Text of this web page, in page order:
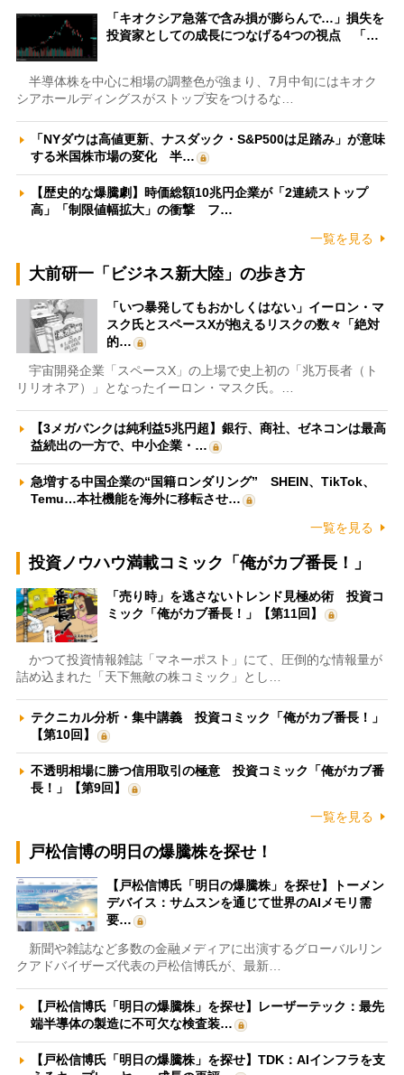
「キオクシア急落で含み損が膨らんで…」損失を
投資家としての成長につなげる4つの視点 「…
半導体株を中心に相場の調整色が強まり、7月中旬にはキオク
シアホールディングスがストップ安をつけるな…
「NYダウは高値更新、ナスダック・S&P500は足踏み」が意味
する米国株市場の変化 半…
【歴史的な爆騰劇】時価総額10兆円企業が「2連続ストップ
高」「制限値幅拡大」の衝撃 フ…
一覧を見る
大前研一「ビジネス新大陸」の歩き方
「いつ暴発してもおかしくはない」イーロン・マ
スク氏とスペースXが抱えるリスクの数々「絶対
的…
宇宙開発企業「スペースX」の上場で史上初の「兆万長者（ト
リリオネア）」となったイーロン・マスク氏。…
【3メガバンクは純利益5兆円超】銀行、商社、ゼネコンは最高
益続出の一方で、中小企業・…
急増する中国企業の“国籍ロンダリング” SHEIN、TikTok、
Temu…本社機能を海外に移転させ…
一覧を見る
投資ノウハウ満載コミック「俺がカブ番長！」
「売り時」を逃さないトレンド見極め術 投資コ
ミック「俺がカブ番長！」【第11回】
かつて投資情報雑誌「マネーポスト」にて、圧倒的な情報量が
詰め込まれた「天下無敵の株コミック」とし…
テクニカル分析・集中講義 投資コミック「俺がカブ番長！」
【第10回】
不透明相場に勝つ信用取引の極意 投資コミック「俺がカブ番
長！」【第9回】
一覧を見る
戸松信博の明日の爆騰株を探せ！
【戸松信博氏「明日の爆騰株」を探せ】トーメン
デバイス：サムスンを通じて世界のAIメモリ需
要…
新聞や雑誌など多数の金融メディアに出演するグローバルリン
クアドバイザーズ代表の戸松信博氏が、最新…
【戸松信博氏「明日の爆騰株」を探せ】レーザーテック：最先
端半導体の製造に不可欠な検査装…
【戸松信博氏「明日の爆騰株」を探せ】TDK：AIインフラを支